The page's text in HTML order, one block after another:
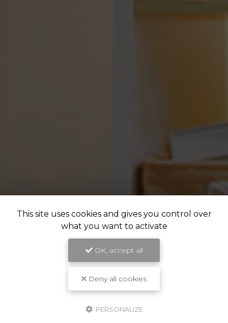
This site uses cookies and gives you control over
what you want to activate
OK, accept all
Deny all cookies
PERSONALIZE